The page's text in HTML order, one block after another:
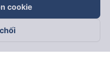
cookie